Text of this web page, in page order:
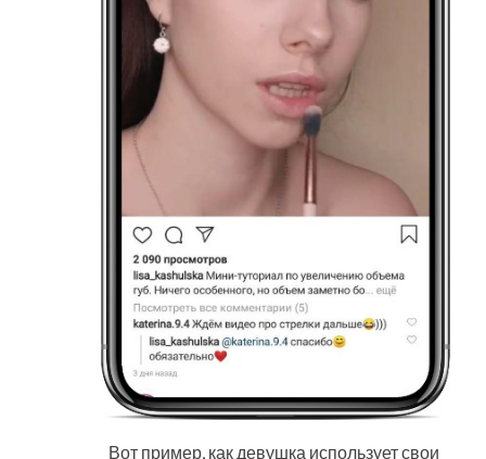
Вот пример, как девушка использует свои